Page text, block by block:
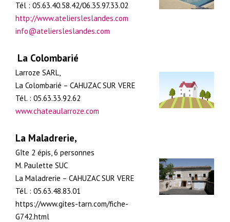
Tél : 05.63.40.58.42/06.35.97.33.02
http://www.ateliersleslandes.com
info@ateliersleslandes.com
La Colombarié
Larroze SARL,
La Colombarié – CAHUZAC SUR VERE
Tél. : 05.63.33.92.62
www.chateaularroze.com
La Maladrerie,
Gîte 2 épis, 6 personnes
M. Paulette SUC
La Maladrerie – CAHUZAC SUR VERE
Tél. : 05.63.48.83.01
https://www.gites-tarn.com/fiche-
G742.html